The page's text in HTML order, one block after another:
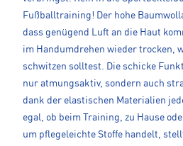
Fußballtraining! Der hohe
dass genügend Luft an die Haut
im Handumdrehen wieder trocken,
schwitzen solltest. Die schicke
nur atmungsaktiv, sondern auch
dank der elastischen Materialien
egal, ob beim Training, zu Hause
um pflegeleichte Stoffe handelt,